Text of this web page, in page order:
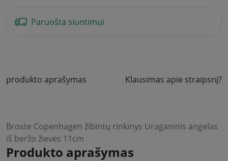
Paruošta siuntimui
produkto aprašymas Klausimas apie straipsnį?
Broste Copenhagen žibintų rinkinys Uraganinis angelas
iš beržo žievės 11cm
Produkto aprašymas